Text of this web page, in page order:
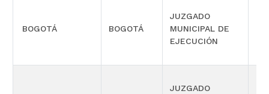
BOGOTÁ BOGOTÁ
JUZGADO
MUNICIPAL DE
EJECUCIÓN
JUZGADO